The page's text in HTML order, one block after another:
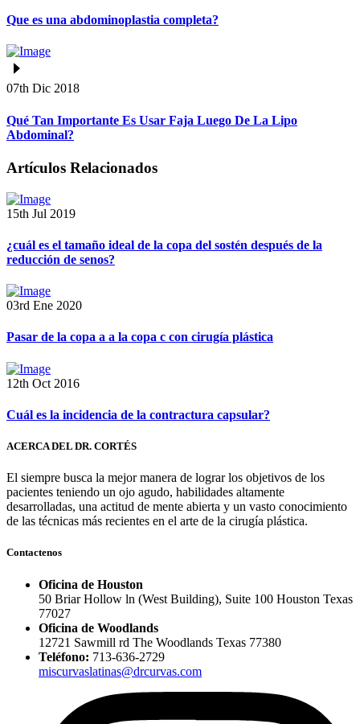
Que es una abdominoplastia completa?
07th Dic 2018
Qué Tan Importante Es Usar Faja Luego De La Lipo
Abdominal?
Artículos Relacionados
15th Jul 2019
¿cuál es el tamaño ideal de la copa del sostén después de la
reducción de senos?
03rd Ene 2020
Pasar de la copa a a la copa c con cirugía plástica
12th Oct 2016
Cuál es la incidencia de la contractura capsular?
ACERCA DEL DR. CORTÉS
El siempre busca la mejor manera de lograr los objetivos de los
pacientes teniendo un ojo agudo, habilidades altamente
desarrolladas, una actitud de mente abierta y un vasto conocimiento
de las técnicas más recientes en el arte de la cirugía plástica.
Contactenos
Oficina de Houston
50 Briar Hollow ln (West Building), Suite 100 Houston Texas
77027
Oficina de Woodlands
12721 Sawmill rd The Woodlands Texas 77380
Teléfono: 713-636-2729
miscurvaslatinas@drcurvas.com